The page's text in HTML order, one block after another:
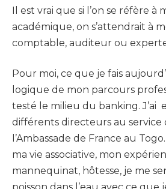
Il est vrai que si l’on se réfère à
académique, on s’attendrait à
comptable, auditeur ou
Pour moi, ce que je fais
logique de mon parcours
testé le milieu du banking. J’ai
différents directeurs au
l’Ambassade de France au
ma vie associative, mon
mannequinat, hôtesse, je me